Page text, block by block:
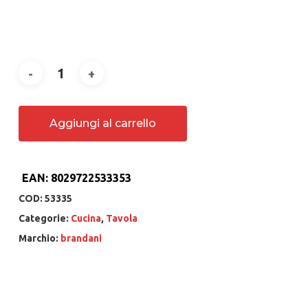
Aggiungi al carrello
EAN: 8029722533353
COD: 53335
Categorie: Cucina, Tavola
Marchio: brandani